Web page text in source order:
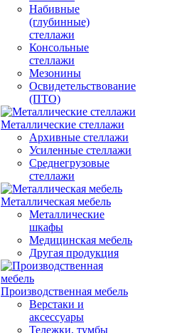
Набивные
(глубинные)
стеллажи
Консольные
стеллажи
Мезонины
Освидетельствование
(ПТО)
Металлические стеллажи
Архивные стеллажи
Усиленные стеллажи
Среднегрузовые
стеллажи
Металлическая мебель
Металлические
шкафы
Медицинская мебель
Другая продукция
Производственная мебель
Верстаки и
аксессуары
Тележки, тумбы